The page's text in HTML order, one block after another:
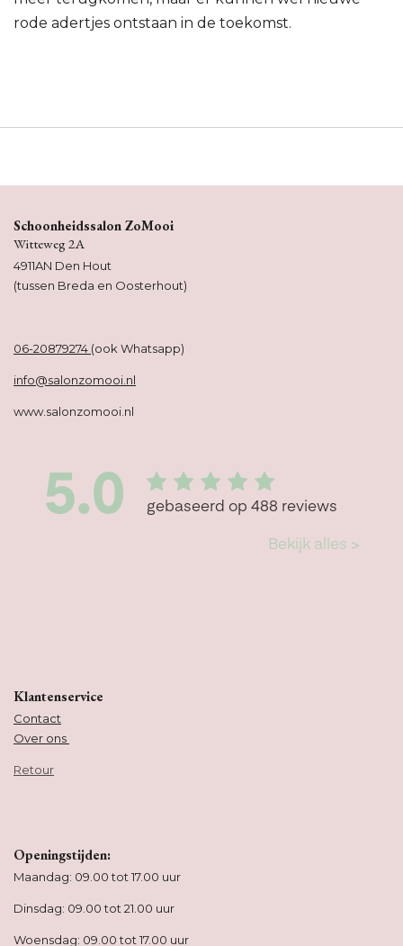
rode adertjes ontstaan in de toekomst.
Schoonheidssalon ZoMooi
Witteweg 2A
4911AN Den Hout
(tussen Breda en Oosterhout)
06-20879274 (ook Whatsapp)
info@salonzomooi.nl
www.salonzomooi.nl
Klantenservice
Contact
Over ons
Retour
Openingstijden:
Maandag: 09.00 tot 17.00 uur
Dinsdag: 09.00 tot 21.00 uur
Woensdag: 09.00 tot 17.00 uur